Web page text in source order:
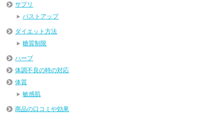
サプリ
バストアップ
ダイエット方法
糖質制限
ハーブ
体調不良の時の対応
体質
敏感肌
商品の口コミや効果